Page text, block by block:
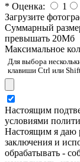
* Оценка: 1
Загрузите
Cуммарный
превышать 20Мб
Максимальное
Для выбора
клавиши Ctrl или
Настоящим
условиями
Настоящим я даю
заключения и
обрабатывать -